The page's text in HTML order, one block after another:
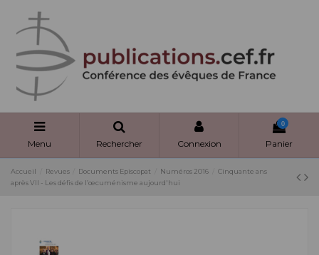
Menu Rechercher Connexion
0
Panier
Accueil Revues Documents Episcopat Numéros 2016
Cinquante ans
après VII - Les défis de l’œcuménisme aujourd'hui